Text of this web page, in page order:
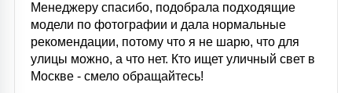
ПОДВЕСНЫЕ
Менеджеру спасибо, подобрала подходящие
модели по фотографии и дала нормальные
рекомендации, потому что я не шарю, что для
улицы можно, а что нет. Кто ищет уличный свет в
Москве - смело обращайтесь!